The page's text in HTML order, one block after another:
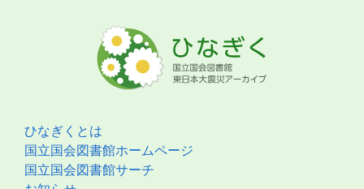
ひなぎくとは
国立国会図書館ホームページ
国立国会図書館サーチ